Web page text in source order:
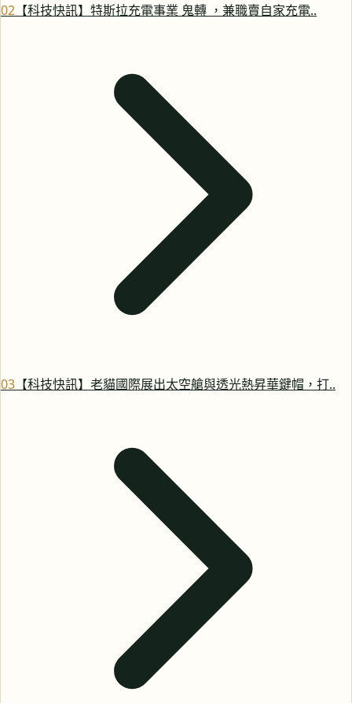
02 【科技快訊】特斯拉充電事業 鬼轉 ，兼職賣自家充電..
03 【科技快訊】老貓國際展出太空艙與透光熱昇華鍵帽，打..